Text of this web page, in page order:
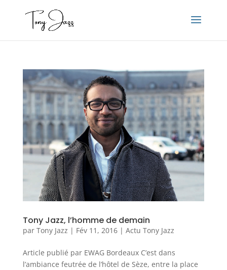
Tony Jazz, l’homme de demain
par Tony Jazz | Fév 11, 2016| Actu Tony Jazz
Article publié par EWAG Bordeaux C’est dans
l’ambiance feutrée de l’hôtel de Sèze, entre la place